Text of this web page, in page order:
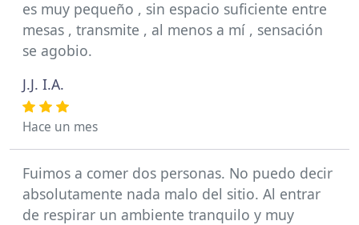
es muy pequeño , sin espacio suficiente entre
mesas , transmite , al menos a mí , sensación
se agobio.
J.J. I.A.
Hace un mes
Fuimos a comer dos personas. No puedo decir
absolutamente nada malo del sitio. Al entrar
de respirar un ambiente tranquilo y muy